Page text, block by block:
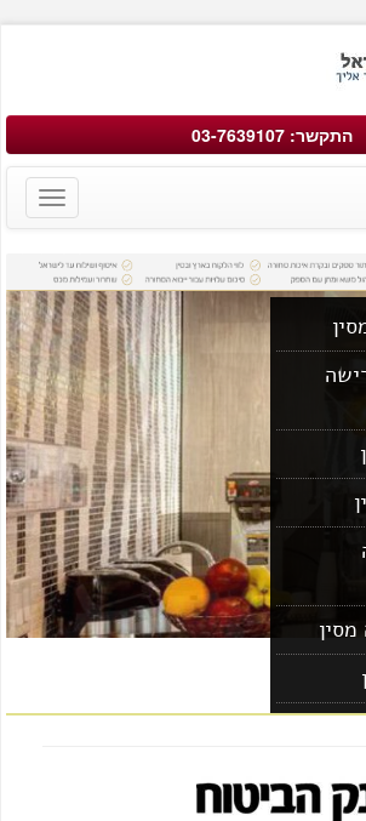
התקשר: 03-7639107
Toggle